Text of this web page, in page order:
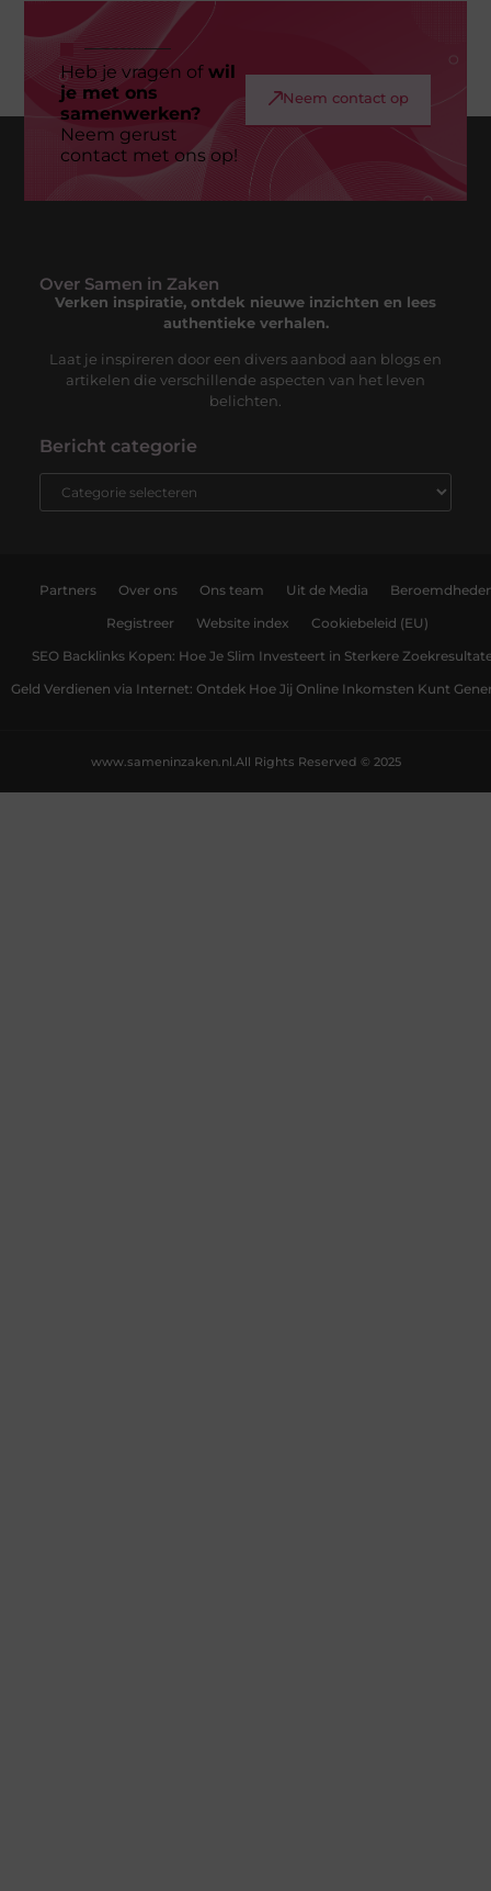
Heb je vragen ofwil
je met ons
samenwerken?
Neem gerust
contact met ons op!
Neem contact op
Over Samen in Zaken
Verken inspiratie, ontdek nieuwe inzichten en lees
authentieke verhalen.
Laat je inspireren door een divers aanbod aan blogs en
artikelen die verschillende aspecten van het leven
belichten.
Bericht categorie
Partners Over ons Ons team Uit de Media
Registreer Website index Cookiebeleid (EU)
SEO Backlinks Kopen: Hoe Je Slim Investeert in Sterkere
Geld Verdienen via Internet: Ontdek Hoe Jij Online Inkomsten Kunt
All Rights Reserved © 2025
www.sameninzaken.nl.